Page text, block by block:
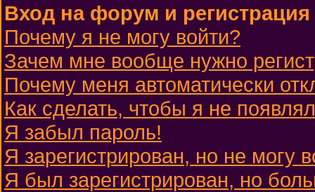
Вход на форум и регистрация
Почему я не могу войти?
Зачем мне вообще нужно
Почему меня автоматически
Как сделать, чтобы я не
Я забыл пароль!
Я зарегистрирован, но не могу
Я был зарегистрирован, но